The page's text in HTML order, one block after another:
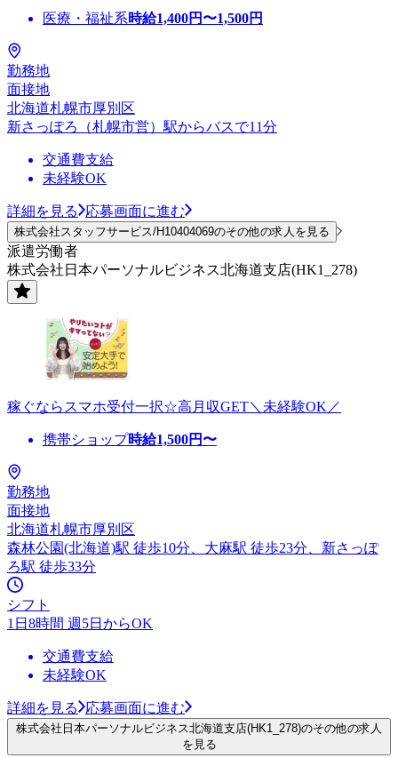
医療・福祉系時給1,400円〜1,500円
勤務地
面接地
北海道札幌市厚別区
新さっぽろ（札幌市営）駅からバスで11分
交通費支給
未経験OK
詳細を見る 応募画面に進む
株式会社スタッフサービス/H10404069のその他の求人を見る
派遣労働者
株式会社日本パーソナルビジネス北海道支店(HK1_278)
稼ぐならスマホ受付一択☆高月収GET＼未経験OK／
携帯ショップ時給1,500円〜
勤務地
面接地
北海道札幌市厚別区
森林公園(北海道)駅 徒歩10分、大麻駅 徒歩23分、新さっぽ
ろ駅 徒歩33分
シフト
1日8時間 週5日からOK
交通費支給
未経験OK
詳細を見る 応募画面に進む
株式会社日本パーソナルビジネス北海道支店(HK1_278)のその他の求人
を見る